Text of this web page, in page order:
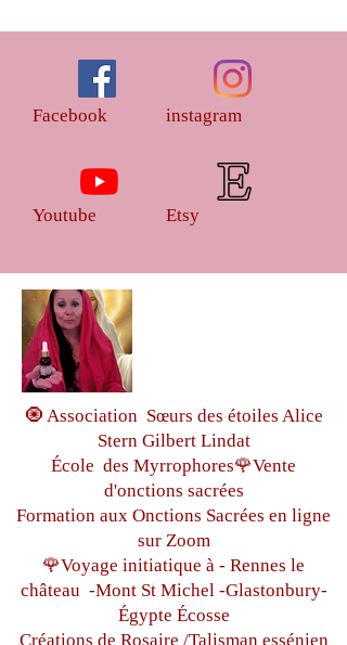
Facebook
Youtube
instagram
Etsy
🧿 Association Sœurs des étoiles Alice
Stern Gilbert Lindat
École des Myrrophores🌹Vente
d'onctions sacrées
Formation aux Onctions Sacrées en ligne
sur Zoom
🌹Voyage initiatique à - Rennes le
château -Mont St Michel -Glastonbury-
Égypte Écosse
Créations de Rosaire /Talisman essénien